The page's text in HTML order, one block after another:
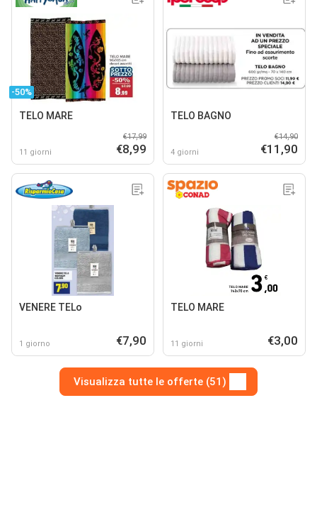
-50%
TELO MARE
11 giorni
€17,99
€8,99
TELO BAGNO
4 giorni
€14,90
€11,90
VENERE TELo
1 giorno €7,90
TELO MARE
11 giorni €3,00
Visualizza tutte le offerte (51)